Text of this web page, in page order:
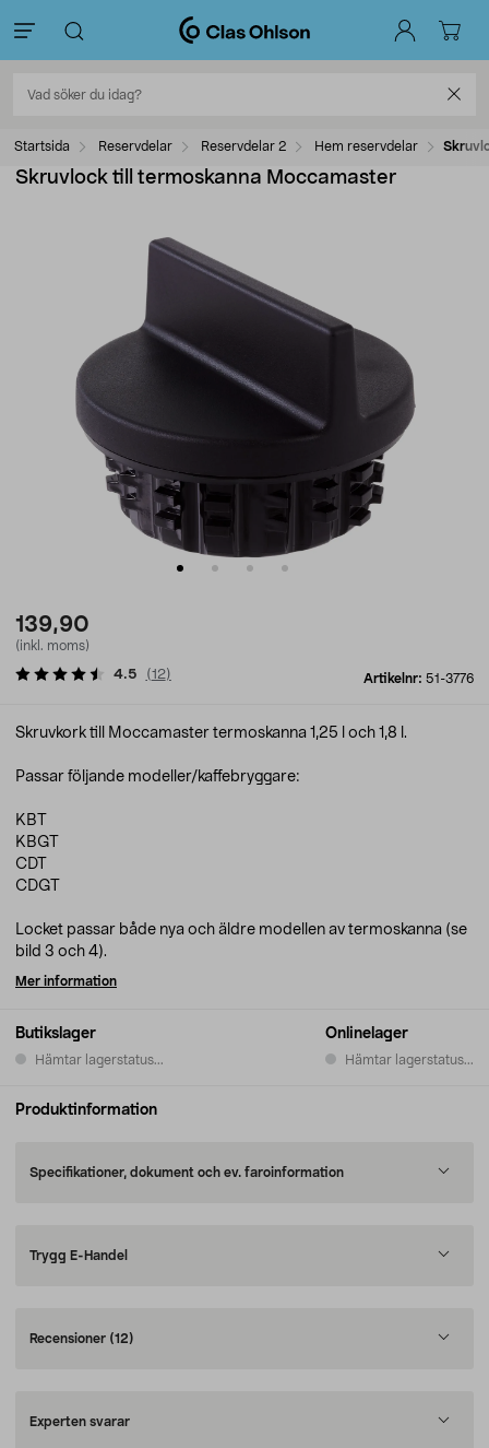
Startsida Reservdelar Reservdelar 2 Hem reservdelar
Skruvlock till termoskanna Moccamaster
139,90
(inkl. moms)
Artikelnr: 51-3776
4.5 (12)
Butikslager
Hämtar lagerstatus...
Onlinelager
Hämtar lagerstatus...
Skruvkork till Moccamaster termoskanna 1,25 l och 1,8 l.
Passar följande modeller/kaffebryggare:
KBT
KBGT
CDT
CDGT
Locket passar både nya och äldre modellen av termoskanna (se
bild 3 och 4).
Mer information
Produktinformation
Specifikationer, dokument och ev. faroinformation
Trygg E-Handel
Recensioner (12)
Experten svarar